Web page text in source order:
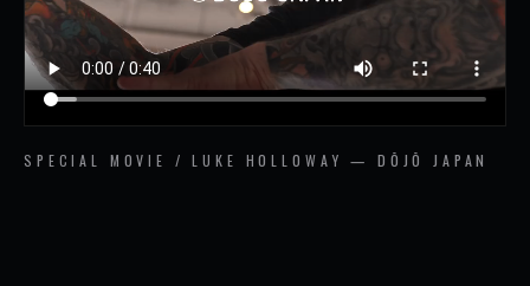
SPECIAL MOVIE / LUKE HOLLOWAY — DŌJŌ JAPAN